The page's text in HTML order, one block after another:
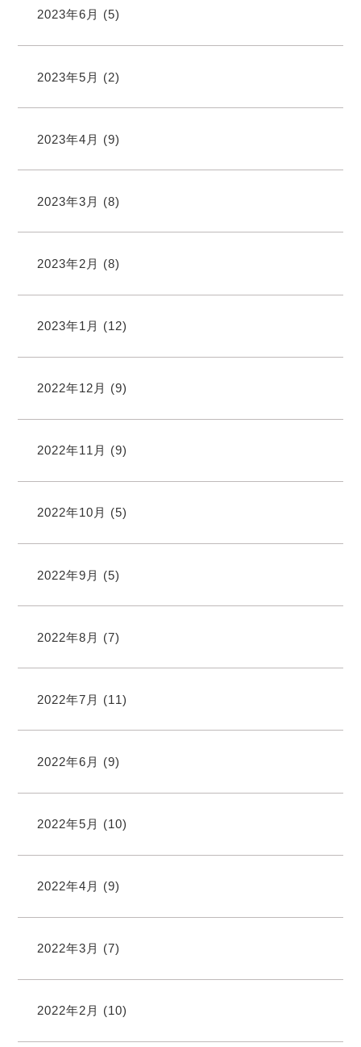
2023年6月 (5)
2023年5月 (2)
2023年4月 (9)
2023年3月 (8)
2023年2月 (8)
2023年1月 (12)
2022年12月 (9)
2022年11月 (9)
2022年10月 (5)
2022年9月 (5)
2022年8月 (7)
2022年7月 (11)
2022年6月 (9)
2022年5月 (10)
2022年4月 (9)
2022年3月 (7)
2022年2月 (10)